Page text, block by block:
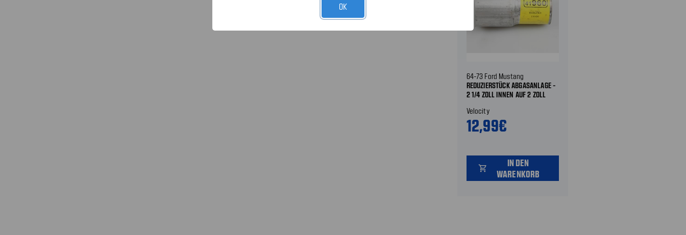
64-73 Ford Mustang
REDUZIERSTÜCK ABGASANLAGE -
2 1/4 ZOLL INNEN AUF 2 ZOLL
Velocity
12,99€
shopping_cart
IN DEN
WARENKORB
OK